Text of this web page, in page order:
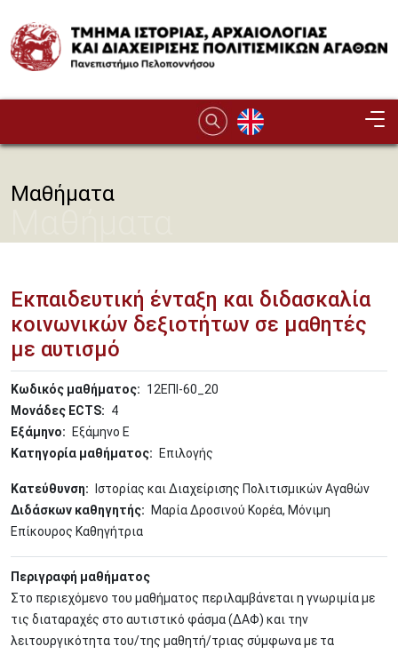
Image
Μαθήματα
Εκπαιδευτική ένταξη και διδασκαλία
κοινωνικών δεξιοτήτων σε μαθητές
με αυτισμό
Κωδικός μαθήματος
12ΕΠΙ-60_20
Μονάδες ECTS
4
Εξάμηνο
Εξάμηνο Ε
Κατηγορία μαθήματος
Επιλογής
Κατεύθυνση
Ιστορίας και Διαχείρισης Πολιτισμικών Αγαθών
Διδάσκων καθηγητής
Μαρία Δροσινού Κορέα, Μόνιμη
Επίκουρος Καθηγήτρια
Περιγραφή μαθήματος
Στο περιεχόμενο του μαθήματος περιλαμβάνεται η γνωριμία με
τις διαταραχές στο αυτιστικό φάσμα (ΔΑΦ) και την
λειτουργικότητα του/της μαθητή/τριας σύμφωνα με τα